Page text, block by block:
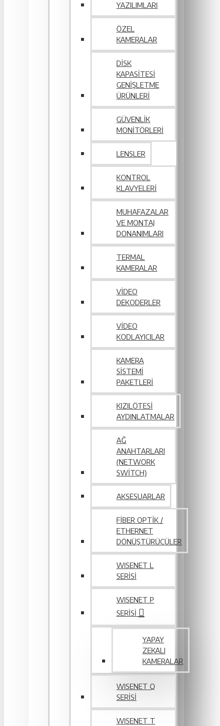
YAZILIMLARI
ÖZEL
KAMERALAR
DISK
KAPASITESI
GENIŞLETME
ÜRÜNLERI
GÜVENLIK
MONITÖRLERI
LENSLER
KONTROL
KLAVYELERI
MUHAFAZALAR
VE MONTAJ
DONANIMLARI
TERMAL
KAMERALAR
VIDEO
DEKODERLER
VIDEO
KODLAYICILAR
KAMERA
SISTEMI
PAKETLERI
KIZILÖTESI
AYDINLATMALAR
AĞ
ANAHTARLARI
(NETWORK
SWITCH)
AKSESUARLAR
FIBER OPTIK /
ETHERNET
DÖNÜŞTÜRÜCÜLER
WISENET L
SERİSİ
WISENET P
SERISI
YAPAY
ZEKALI
KAMERALAR
WISENET Q
SERİSİ
WISENET T